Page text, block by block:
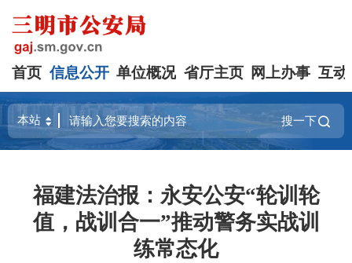
首页 信息公开 单位概况 省厅主页 网上办事 互动
搜一下
福建法治报：永安公安“轮训轮
值，战训合一”推动警务实战训
练常态化